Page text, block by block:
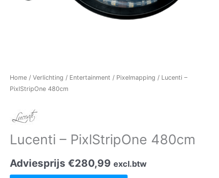
Home / Verlichting / Entertainment / Pixelmapping / Lucenti –
PixlStripOne 480cm
Lucenti – PixlStripOne 480cm
Adviesprijs €280,99 excl.btw